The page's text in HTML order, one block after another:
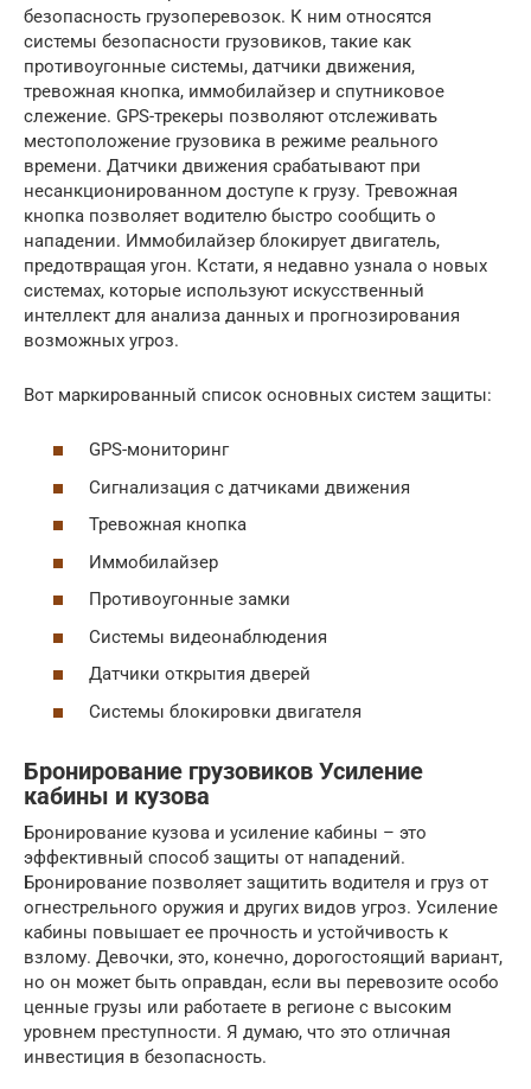
безопасность грузоперевозок. К ним относятся
системы безопасности грузовиков, такие как
противоугонные системы, датчики движения,
тревожная кнопка, иммобилайзер и спутниковое
слежение. GPS-трекеры позволяют отслеживать
местоположение грузовика в режиме реального
времени. Датчики движения срабатывают при
несанкционированном доступе к грузу. Тревожная
кнопка позволяет водителю быстро сообщить о
нападении. Иммобилайзер блокирует двигатель,
предотвращая угон. Кстати, я недавно узнала о новых
системах, которые используют искусственный
интеллект для анализа данных и прогнозирования
возможных угроз.
Вот маркированный список основных систем защиты:
GPS-мониторинг
Сигнализация с датчиками движения
Тревожная кнопка
Иммобилайзер
Противоугонные замки
Системы видеонаблюдения
Датчики открытия дверей
Системы блокировки двигателя
Бронирование грузовиков Усиление
кабины и кузова
Бронирование кузова и усиление кабины – это
эффективный способ защиты от нападений.
Бронирование позволяет защитить водителя и груз от
огнестрельного оружия и других видов угроз. Усиление
кабины повышает ее прочность и устойчивость к
взлому. Девочки, это, конечно, дорогостоящий вариант,
но он может быть оправдан, если вы перевозите особо
ценные грузы или работаете в регионе с высоким
уровнем преступности. Я думаю, что это отличная
инвестиция в безопасность.